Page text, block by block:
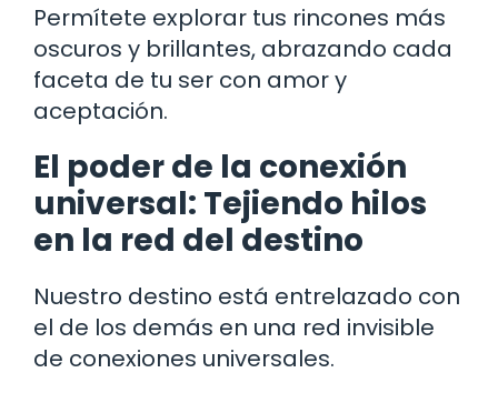
Permítete explorar tus rincones más
oscuros y brillantes, abrazando cada
faceta de tu ser con amor y
aceptación.
El poder de la conexión
universal: Tejiendo hilos
en la red del destino
Nuestro destino está entrelazado con
el de los demás en una red invisible
de conexiones universales.